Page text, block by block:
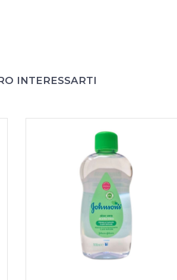
INTERESSARTI